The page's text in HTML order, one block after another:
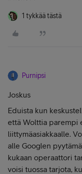
1 tykkää tästä
Purnipsi
Joskus
Eduista kun
että Wolttia parempi
liittymäasiakkaalle.
alle Googlen
kukaan operaattori
voisi tuossa tarjota,